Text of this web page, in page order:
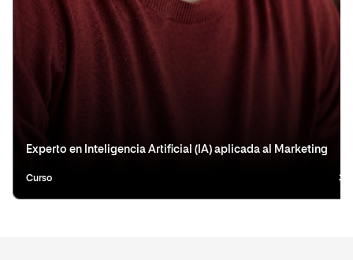
Experto en Inteligencia Artificial (IA) aplicada al Marketing
Curso 3